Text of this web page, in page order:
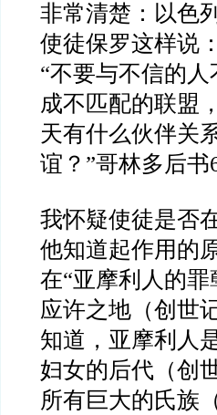
非常清楚：以色
使徒保罗这样说：
“不要与不信的
成不匹配的联盟
天有什么伙伴关
谊？ ”哥林多后书
我怀疑使徒是否
他知道起作用的
在“亚摩利人的罪
应许之地（创世
知道，亚摩利人
妇女的后代（创
所有巨大的氏族